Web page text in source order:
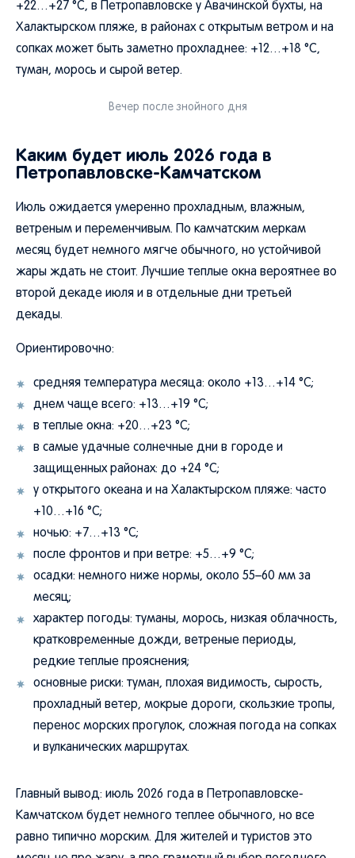
+22…+27 °C, в Петропавловске у Авачинской бухты, на
Халактырском пляже, в районах с открытым ветром и на
сопках может быть заметно прохладнее: +12…+18 °C,
туман, морось и сырой ветер.
Вечер после знойного дня
Каким будет июль 2026 года в
Петропавловске-Камчатском
Июль ожидается умеренно прохладным, влажным,
ветреным и переменчивым. По камчатским меркам
месяц будет немного мягче обычного, но устойчивой
жары ждать не стоит. Лучшие теплые окна вероятнее во
второй декаде июля и в отдельные дни третьей
декады.
Ориентировочно:
средняя температура месяца: около +13…+14 °C;
днем чаще всего: +13…+19 °C;
в теплые окна: +20…+23 °C;
в самые удачные солнечные дни в городе и
защищенных районах: до +24 °C;
у открытого океана и на Халактырском пляже: часто
+10…+16 °C;
ночью: +7…+13 °C;
после фронтов и при ветре: +5…+9 °C;
осадки: немного ниже нормы, около 55–60 мм за
месяц;
характер погоды: туманы, морось, низкая облачность,
кратковременные дожди, ветреные периоды,
редкие теплые прояснения;
основные риски: туман, плохая видимость, сырость,
прохладный ветер, мокрые дороги, скользкие тропы,
перенос морских прогулок, сложная погода на сопках
и вулканических маршрутах.
Главный вывод: июль 2026 года в Петропавловске-
Камчатском будет немного теплее обычного, но все
равно типично морским. Для жителей и туристов это